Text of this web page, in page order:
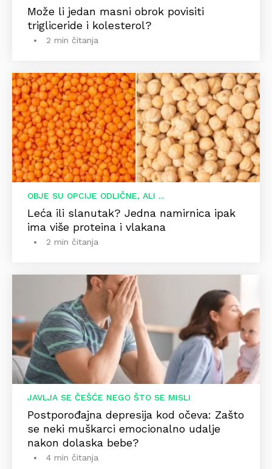
Može li jedan masni obrok povisiti
trigliceride i kolesterol?
2 min čitanja
OBJE SU OPCIJE ODLIČNE, ALI ...
Leća ili slanutak? Jedna namirnica ipak
ima više proteina i vlakana
2 min čitanja
JAVLJA SE ČEŠĆE NEGO ŠTO SE MISLI
Postporođajna depresija kod očeva: Zašto
se neki muškarci emocionalno udalje
nakon dolaska bebe?
4 min čitanja